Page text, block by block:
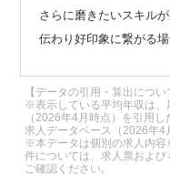
さらに磨きたいスキル
伝わり好印象に繋がる場
【データの引用・算出につい
※表示している平均年収は、
（2026年4月時点）を引用
求人データベース（2026年4
※本データは個別の求人内容
件については、求人票およ
ご確認ください。